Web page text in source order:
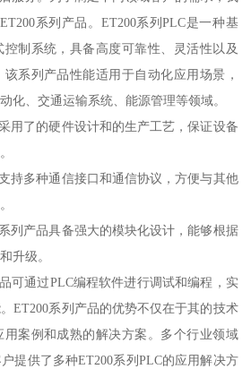
系列产品。ET200系列PLC是一种基
制系统，具备高度可靠性、灵活性以及
系列产品性能适用于自动化应用场景，
化、交通运输系统、能源管理等领域。
用了的硬件设计和的生产工艺，保证设备
持多种通信接口和通信协议，方便与其他
列产品具备强大的模块化设计，能够根据
升级。
可通过PLC编程软件进行调试和编程，实
ET200系列产品的优势不仅在于其的技术
案例和成熟的解决方案。多个行业领域
提供了多种ET200系列PLC的应用解决方